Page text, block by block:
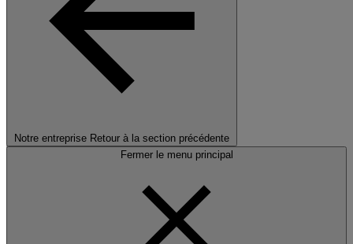
Notre entreprise Retour à la section précédente
Fermer le menu principal